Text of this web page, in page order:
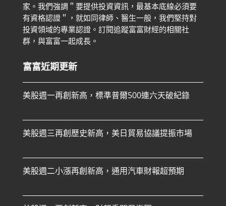
家。 我們強調＂要提供投資資訊，最基本底線必須要
有資格認證＂，就如同律師、醫生一般，我們堅持對
投資領域的專業認證。 訂閱追蹤富富財經的相關社
群，與富富一起成長。
富富近期更新
美股週一再創新高，標準普爾500連六天破紀錄
美股週三再創歷史新高，美日貿易協議提振市場
美股週二小漲再創新高，通用汽車財報超預期